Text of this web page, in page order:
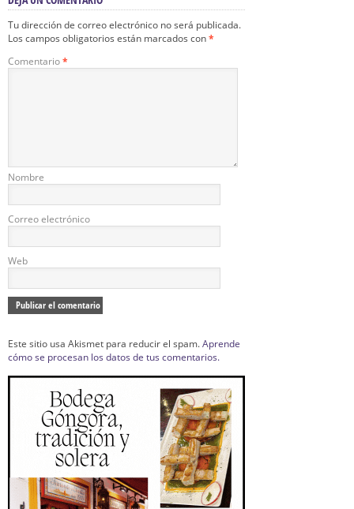
Tu dirección de correo electrónico no será publicada.
Los campos obligatorios están marcados con*
Comentario*
Nombre
Correo electrónico
Web
Este sitio usa Akismet para reducir el spam.Aprende
cómo se procesan los datos de tus comentarios.